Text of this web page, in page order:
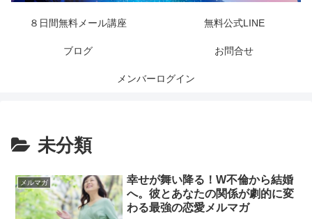
８日間無料メール講座 無料公式LINE
ブログ お問合せ
メンバーログイン
未分類
メルマガ
幸せが舞い降る！W不倫から結婚
へ。彼とあなたの関係が劇的に変
わる最強の恋愛メルマガ